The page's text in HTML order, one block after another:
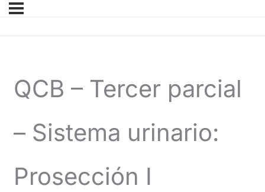
QCB – Tercer parcial
– Sistema urinario:
Prosección I